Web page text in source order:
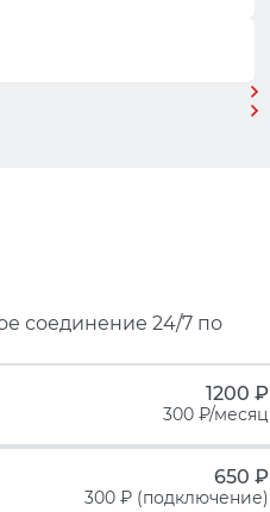
соединение 24/7 по
1200 ₽
300 ₽/месяц
650 ₽
300 ₽ (подключение)